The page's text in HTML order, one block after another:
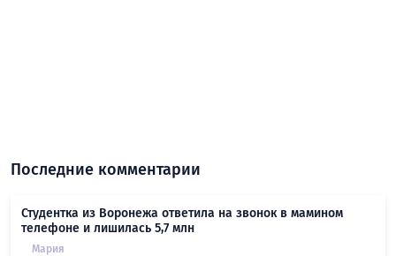
Последние комментарии
Студентка из Воронежа ответила на звонок в мамином
телефоне и лишилась 5,7 млн
Мария